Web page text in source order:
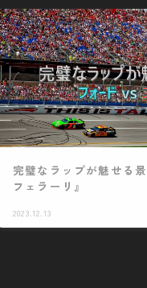
完璧なラップが魅せる
フェラーリ』
2023.12.13